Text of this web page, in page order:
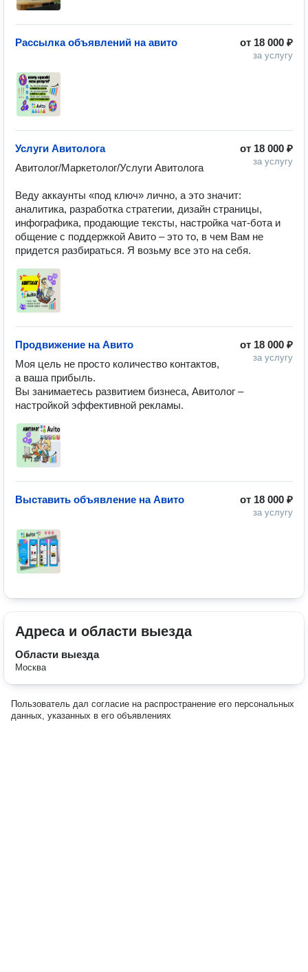
от 18 000 ₽
за услугу
Рассылка объявлений на авито
от 18 000 ₽
за услугу
Услуги Авитолога
Авитолог/Маркетолог/Услуги Авитолога
Веду аккаунты «под ключ» лично, а это значит:
аналитика, разработка стратегии, дизайн страницы,
инфографика, продающие тексты, настройка чат-бота и
общение с поддержкой Авито – это то, в чем Вам не
придется разбираться. Я возьму все это на себя.
от 18 000 ₽
за услугу
Продвижение на Авито
Моя цель не просто количество контактов,
а ваша прибыль.
Вы занимаетесь развитием бизнеса, Авитолог –
настройкой эффективной рекламы.
от 18 000 ₽
за услугу
Выставить объявление на Авито
Адреса и области выезда
Области выезда
Москва
Пользователь дал согласие на распространение его персональных
данных, указанных в его объявлениях